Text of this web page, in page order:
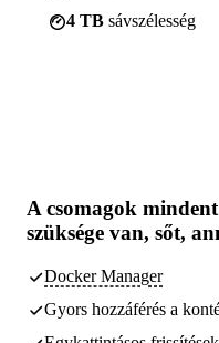
4 TB sávszélesség
A csomagok
szüksége van, sőt,
Docker Manager
Gyors hozzáférés a